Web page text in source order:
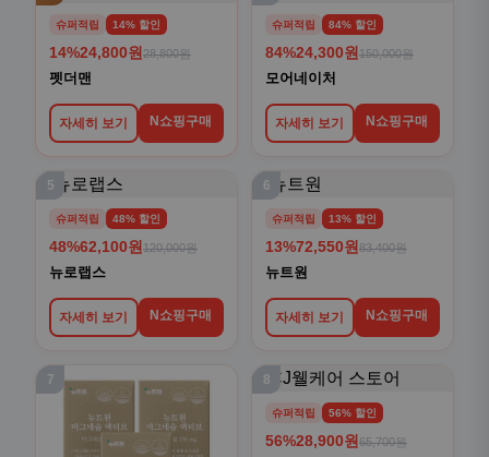
슈퍼적립 14% 할인
14%24,800원 28,800원
펫더맨
자세히 보기 N쇼핑구매
슈퍼적립 84% 할인
84%24,300원 150,000원
모어네이처
자세히 보기 N쇼핑구매
5
슈퍼적립 48% 할인
48%62,100원 120,000원
뉴로랩스
자세히 보기 N쇼핑구매
6
슈퍼적립 13% 할인
13%72,550원 83,400원
뉴트원
자세히 보기 N쇼핑구매
7 8
슈퍼적립 56% 할인
56%28,900원 65,700원